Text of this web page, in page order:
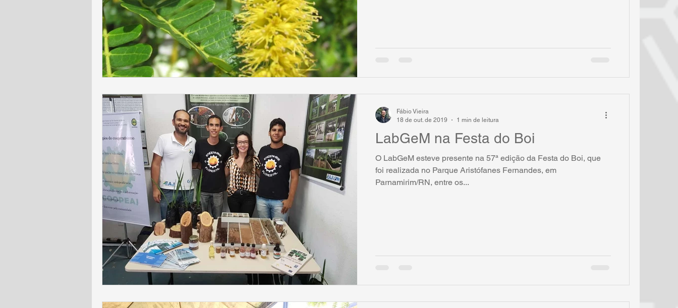
LabGeM na Festa do Boi
O LabGeM esteve presente na 57ª edição da Festa do Boi, que
foi realizada no Parque Aristófanes Fernandes, em
Parnamirim/RN, entre os...
Fábio Vieira
18 de out. de 2019
1 min de leitura